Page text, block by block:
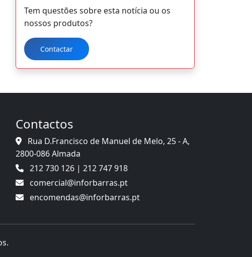
Tem questões sobre esta notícia ou os
nossos produtos?
Contactar
Contactos
Rua D.Francisco de Manuel de Melo, 25 - A,
2800-086 Almada
212 730 126 | 212 747 918
comercial@inforbarras.pt
encomendas@inforbarras.pt